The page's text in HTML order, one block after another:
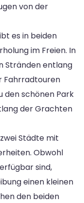
von der
es in beiden
im Freien. In
Stränden entlang
Fahrradtouren
den schönen Park
der Grachten
Städte mit
Obwohl
sind,
einen kleinen
den beiden